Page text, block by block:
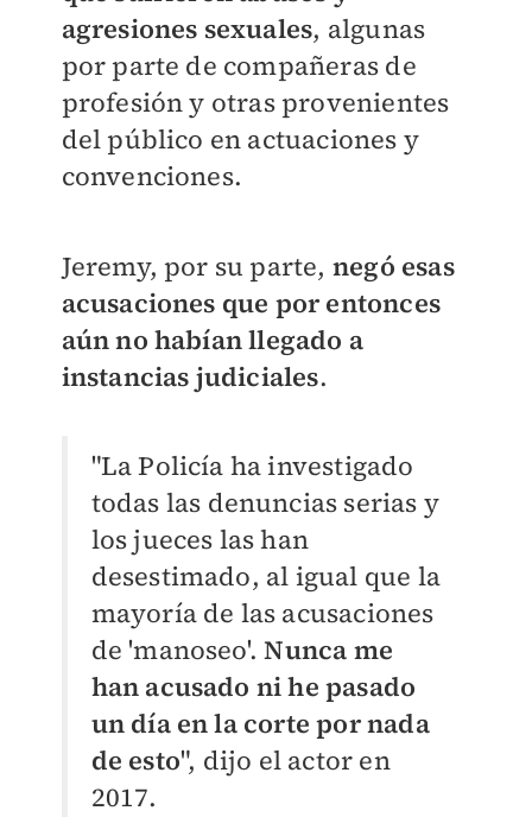
agresiones sexuales, algunas
por parte de compañeras de
profesión y otras provenientes
del público en actuaciones y
convenciones.
Jeremy, por su parte, negó esas
acusaciones que por entonces
aún no habían llegado a
instancias judiciales.
"La Policía ha investigado
todas las denuncias serias y
los jueces las han
desestimado, al igual que la
mayoría de las acusaciones
de 'manoseo'.Nunca me
han acusado ni he pasado
un día en la corte por nada
de esto", dijo el actor en
2017.